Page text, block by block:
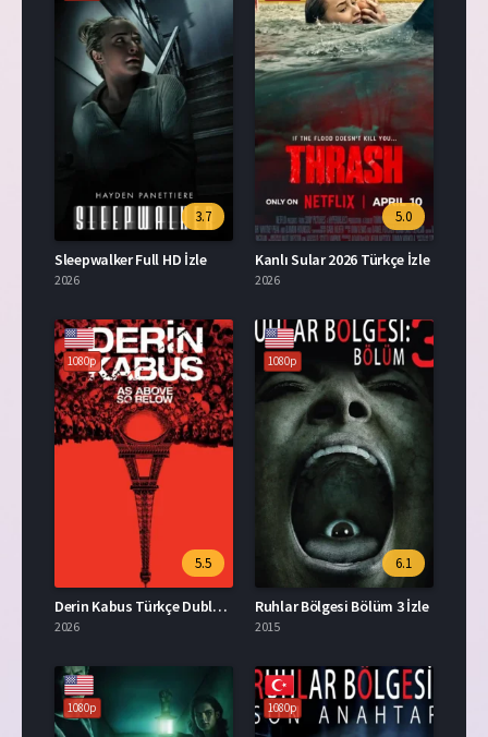
3.7
Sleepwalker Full HD İzle
2026
5.0
Kanlı Sular 2026 Türkçe İzle
2026
1080p
5.5
Derin Kabus Türkçe Dublaj İzle
2026
1080p
6.1
Ruhlar Bölgesi Bölüm 3 İzle
2015
1080p 1080p